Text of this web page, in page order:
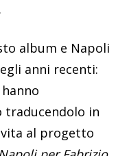
album e Napoli
anni recenti:
traducendolo in
al progetto